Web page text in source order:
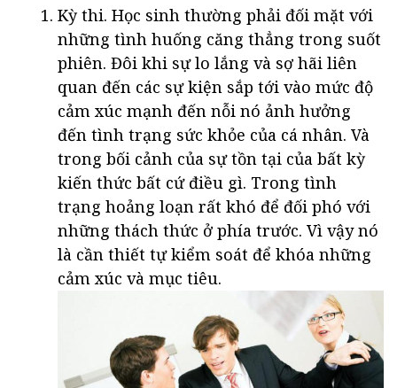
Kỳ thi. Học sinh thường phải đối mặt với
những tình huống căng thẳng trong suốt
phiên. Đôi khi sự lo lắng và sợ hãi liên
quan đến các sự kiện sắp tới vào mức độ
cảm xúc mạnh đến nỗi nó ảnh hưởng
đến tình trạng sức khỏe của cá nhân. Và
trong bối cảnh của sự tồn tại của bất kỳ
kiến thức bất cứ điều gì. Trong tình
trạng hoảng loạn rất khó để đối phó với
những thách thức ở phía trước. Vì vậy nó
là cần thiết tự kiểm soát để khóa những
cảm xúc và mục tiêu.